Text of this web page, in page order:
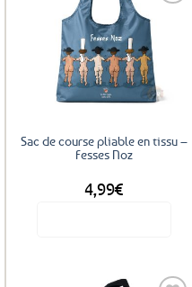
Ajouter
favoris
Sac de course pliable en tissu –
Fesses Noz
4,99€